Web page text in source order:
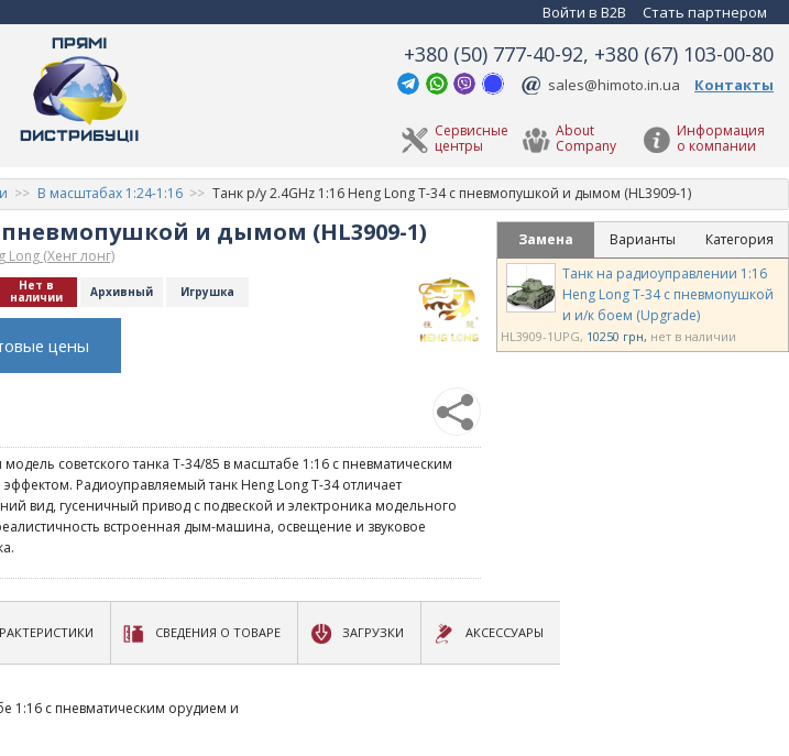
Войти в B2B Стать партнером
+380 (50) 777-40-92, +380 (67) 103-00-80
sales@himoto.in.ua Контакты
Информация
о компании
About
Company
Сервисные
центры
В масштабах 1:24-1:16 Танк р/у 2.4GHz 1:16 Heng Long T-34 с пневмопушкой и дымом (HL3909-1)
пневмопушкой и дымом (HL3909-1)
Long (Хенг лонг)
Нет в
наличии Архивный Игрушка
цены
советского танка Т-34/85 в масштабе 1:16 с пневматическим
Радиоуправляемый танк Heng Long T-34 отличает
вид, гусеничный привод с подвеской и электроника модельного
встроенная дым-машина, освещение и звуковое
Замена Варианты
Категория
Танк на радиоуправлении 1:16
Heng Long T-34 с пневмопушкой
и и/к боем (Upgrade)
HL3909-1UPG 10250 грн нет в наличии
СВЕДЕНИЯ О ТОВАРЕ ЗАГРУЗКИ АКСЕССУАРЫ
1:16 с пневматическим орудием и